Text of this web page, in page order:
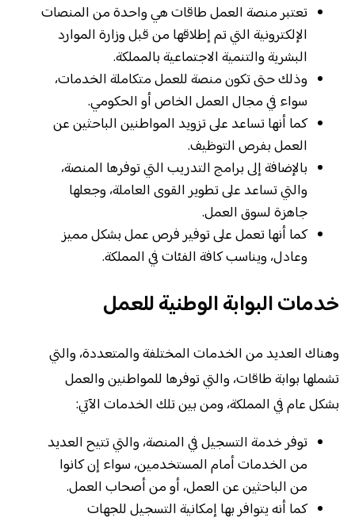
تعتبر منصة العمل طاقات هي واحدة من المنصات
الإلكترونية التي تم إطلاقها من قبل وزارة الموارد
البشرية والتنمية الاجتماعية بالمملكة.
وذلك حتى تكون منصة للعمل متكاملة الخدمات،
سواء في مجال العمل الخاص أو الحكومي.
كما أنها تساعد على تزويد المواطنين الباحثين عن
العمل بفرص التوظيف.
بالإضافة إلى برامج التدريب التي توفرها المنصة،
والتي تساعد على تطوير القوى العاملة، وجعلها
جاهزة لسوق العمل.
كما أنها تعمل على توفير فرص عمل بشكل مميز
وعادل، ويناسب كافة الفئات في المملكة.
خدمات البوابة الوطنية للعمل
وهناك العديد من الخدمات المختلفة والمتعددة، والتي
تشملها بوابة طاقات، والتي توفرها للمواطنين والعمل
بشكل عام في المملكة، ومن بين تلك الخدمات الآتي:
توفر خدمة التسجيل في المنصة، والتي تتيح العديد
من الخدمات أمام المستخدمين، سواء إن كانوا
من الباحثين عن العمل، أو من أصحاب العمل.
كما أنه يتوافر بها إمكانية التسجيل للجهات